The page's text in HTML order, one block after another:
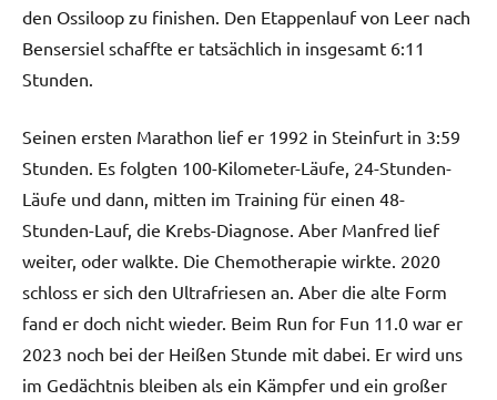
den Ossiloop zu finishen. Den Etappenlauf von Leer nach
Bensersiel schaffte er tatsächlich in insgesamt 6:11
Stunden.
Seinen ersten Marathon lief er 1992 in Steinfurt in 3:59
Stunden. Es folgten 100-Kilometer-Läufe, 24-Stunden-
Läufe und dann, mitten im Training für einen 48-
Stunden-Lauf, die Krebs-Diagnose. Aber Manfred lief
weiter, oder walkte. Die Chemotherapie wirkte. 2020
schloss er sich den Ultrafriesen an. Aber die alte Form
fand er doch nicht wieder. Beim Run for Fun 11.0 war er
2023 noch bei der Heißen Stunde mit dabei. Er wird uns
im Gedächtnis bleiben als ein Kämpfer und ein großer